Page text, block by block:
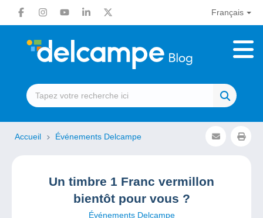
Français
Accueil Événements Delcampe
Un timbre 1 Franc vermillon
bientôt pour vous ?
Événements Delcampe